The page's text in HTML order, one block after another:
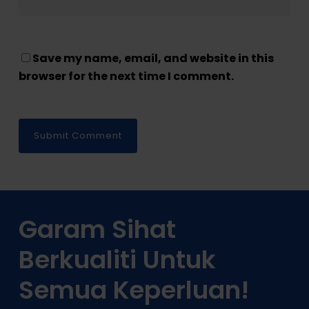
Save my name, email, and website in this
browser for the next time I comment.
Garam Sihat
Berkualiti Untuk
Semua Keperluan!